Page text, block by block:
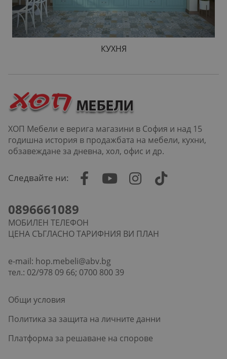
КУХНЯ
ХОП Мебели е верига магазини в София и над 15
годишна история в продажбата на мебели, кухни,
обзавеждане за дневна, хол, офис и др.
Следвайте ни:
0896661089
МОБИЛЕН ТЕЛЕФОН
ЦЕНА СЪГЛАСНО ТАРИФНИЯ ВИ ПЛАН
e-mail: hop.mebeli@abv.bg
тел.: 02/978 09 66; 0700 800 39
Общи условия
Политика за защита на личните данни
Платформа за решаване на спорове